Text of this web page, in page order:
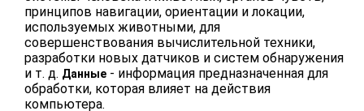
принципов навигации, ориентации и локации,
используемых животными, для
совершенствования вычислительной техники,
разработки новых датчиков и систем обнаружения
и т. д. Данные - информация предназначенная для
обработки, которая влияет на действия
компьютера.